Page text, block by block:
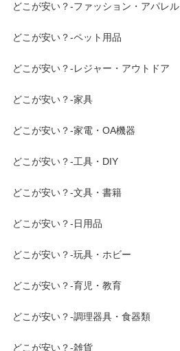
どこが安い？-ファッション・アパレル
どこが安い？-ペット用品
どこが安い？-レジャー・アウトドア
どこが安い？-家具
どこが安い？-家電・OA機器
どこが安い？-工具・DIY
どこが安い？-文具・書籍
どこが安い？-日用品
どこが安い？-玩具・ホビー
どこが安い？-育児・教育
どこが安い？-調理器具・食器類
どこが安い？-雑貨